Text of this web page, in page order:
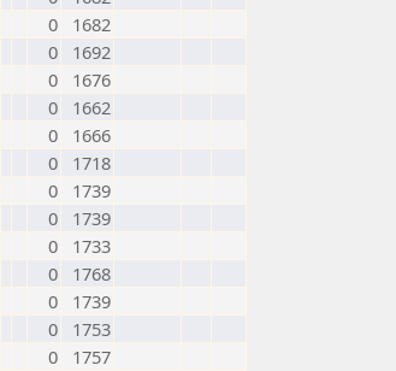
0
1682
0
1692
0
1676
0
1662
0
1666
0
1718
0
1739
0
1739
0
1733
0
1768
0
1739
0
1753
0 1757